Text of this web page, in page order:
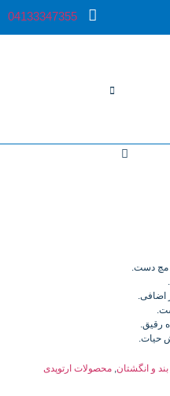
04133347355
مچ دست.
اضافی.
رقیق.
حیات.
و انگشتان محصولات ارتوپدی